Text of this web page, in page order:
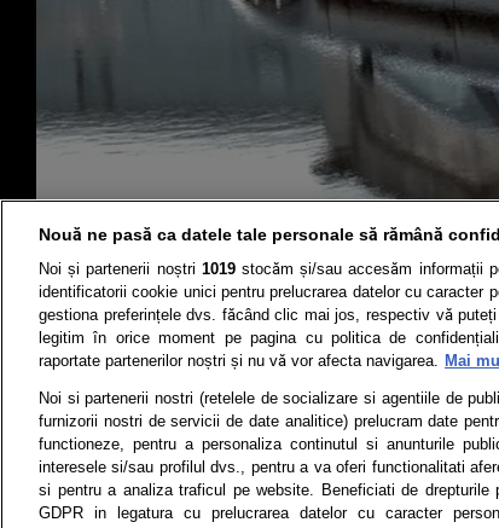
Știri Test
Termeni si conditii
Toate drepturile rezervate |
Nouă ne pasă ca datele tale personale să rămână
Noi și partenerii noștri 1019stocăm și/sau accesăm informații
identificatorii cookie unici pentru prelucrarea datelor cu caracter
gestiona preferințele dvs. făcând clic mai jos, respectiv vă
legitim în orice moment pe pagina cu politica de
raportate partenerilor noștri și nu vă vor afecta navigarea. Mai
Noi si partenerii nostri (retelele de socializare si agentiile de
furnizorii nostri de servicii de date analitice) prelucram date
functioneze, pentru a personaliza continutul si anunturile
interesele si/sau profilul dvs., pentru a va oferi functionalitati
si pentru a analiza traficul pe website. Beneficiati de drepturile
GDPR in legatura cu prelucrarea datelor cu caracter